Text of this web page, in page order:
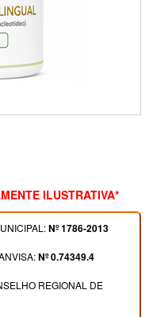
ILUSTRATIVA*
Nº 1786-2013
Nº 0.74349.4
REGIONAL DE